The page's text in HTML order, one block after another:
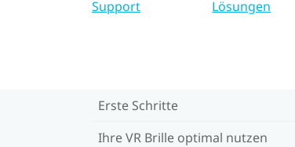
Support
Lösungen
Erste Schritte
Ihre VR Brille optimal nutzen